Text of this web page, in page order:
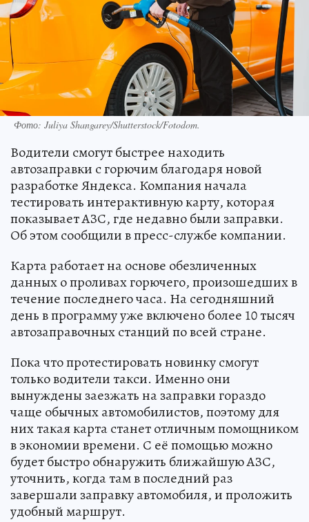
Фото: Juliya Shangarey/Shutterstock/Fotodom.
Водители смогут быстрее находить
автозаправки с горючим благодаря новой
разработке Яндекса. Компания начала
тестировать интерактивную карту, которая
показывает АЗС, где недавно были заправки.
Об этом сообщили в пресс-службе компании.
Карта работает на основе обезличенных
данных о проливах горючего, произошедших в
течение последнего часа. На сегодняшний
день в программу уже включено более 10 тысяч
автозаправочных станций по всей стране.
Пока что протестировать новинку смогут
только водители такси. Именно они
вынуждены заезжать на заправки гораздо
чаще обычных автомобилистов, поэтому для
них такая карта станет отличным помощником
в экономии времени. С её помощью можно
будет быстро обнаружить ближайшую АЗС,
уточнить, когда там в последний раз
завершали заправку автомобиля, и проложить
удобный маршрут.